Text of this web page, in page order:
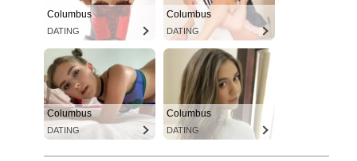
Columbus
DATING
Columbus
DATING
Columbus
DATING
Columbus
DATING